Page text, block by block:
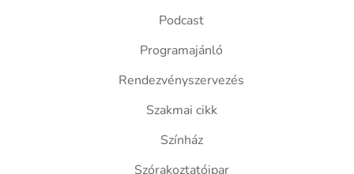
Podcast
Programajánló
Rendezvényszervezés
Szakmai cikk
Színház
Szórakoztatóipar